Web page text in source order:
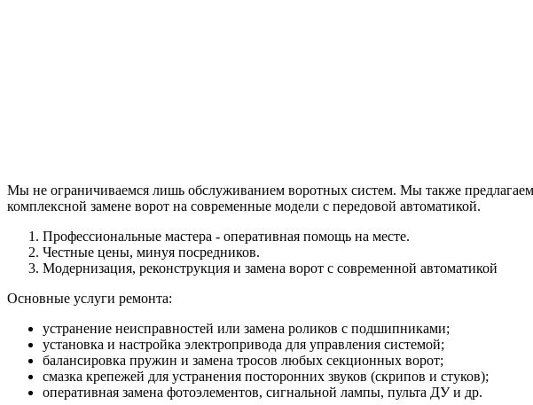
Мы не ограничиваемся лишь обслуживанием воротных систем. Мы также
комплексной замене ворот на современные модели с передовой автоматикой.
Профессиональные мастера - оперативная помощь на месте.
Честные цены, минуя посредников.
Модернизация, реконструкция и замена ворот с современной автоматикой
Основные услуги ремонта:
устранение неисправностей или замена роликов с подшипниками;
установка и настройка электропривода для управления системой;
балансировка пружин и замена тросов любых секционных ворот;
смазка крепежей для устранения посторонних звуков (скрипов и стуков);
оперативная замена фотоэлементов, сигнальной лампы, пульта ДУ и др.